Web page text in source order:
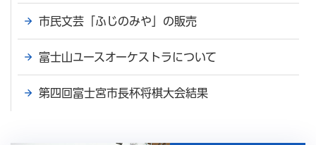
市民文芸「ふじのみや」の販売
富士山ユースオーケストラについて
第四回富士宮市長杯将棋大会結果